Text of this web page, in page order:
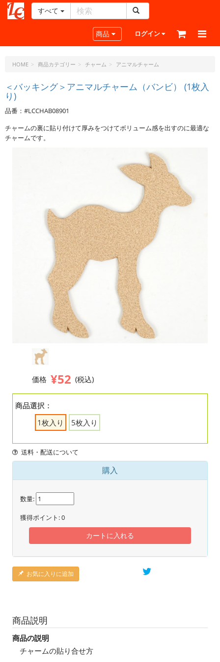
ー
ラ
ト・
ド
ッ
ト・
ジ
ェ
すべて
Toggle navigation
商品 ログイン
HOME 商品カテゴリー チャーム アニマルチャーム
＜バッキング＞アニマルチャーム（バンビ） (1枚入
り)
品番：#LCCHAB08901
チャームの裏に貼り付けて厚みをつけてボリューム感を出すのに最適な
チャームです。
価格 ¥52 (税込)
商品選択：
1枚入り
5枚入り
送料・配送について
購入
数量:
獲得ポイント:0
カートに入れる
お気に入りに追加
商品説明
商品の説明
チャームの貼り合せ方